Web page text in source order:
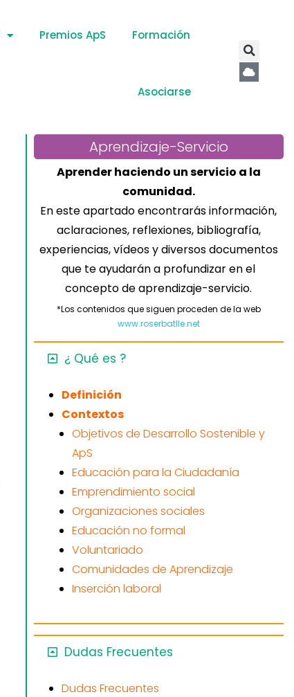
Premios ApS Formación
Asociarse
Aprendizaje-Servicio
Aprender haciendo un servicio a la
comunidad.
En este apartado encontrarás información,
aclaraciones, reflexiones, bibliografía,
experiencias, vídeos y diversos documentos
que te ayudarán a profundizar en el
concepto de aprendizaje-servicio.
*Los contenidos que siguen proceden de la web
www.roserbatlle.net
¿ Qué es ?
Definición
Contextos
Objetivos de Desarrollo Sostenible y
ApS
Educación para la Ciudadanía
Emprendimiento social
Organizaciones sociales
Educación no formal
Voluntariado
Comunidades de Aprendizaje
Inserción laboral
Dudas Frecuentes
Dudas Frecuentes